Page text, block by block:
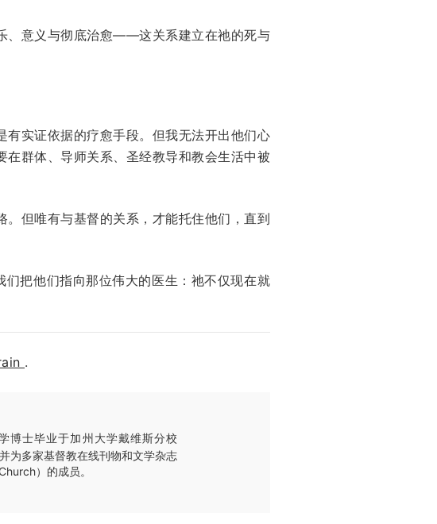
、意义与彻底治愈——这关系建立在祂的死与
实证依据的疗愈手段。但我无法开出他们心
群体、导师关系、圣经教导和教会生活中被
但唯有与基督的关系，才能托住他们，直到
把他们指向那位伟大的医生：祂不仅现在就
.
博士毕业于加州大学戴维斯分校
为多家基督教在线刊物和文学杂志
）的成员。